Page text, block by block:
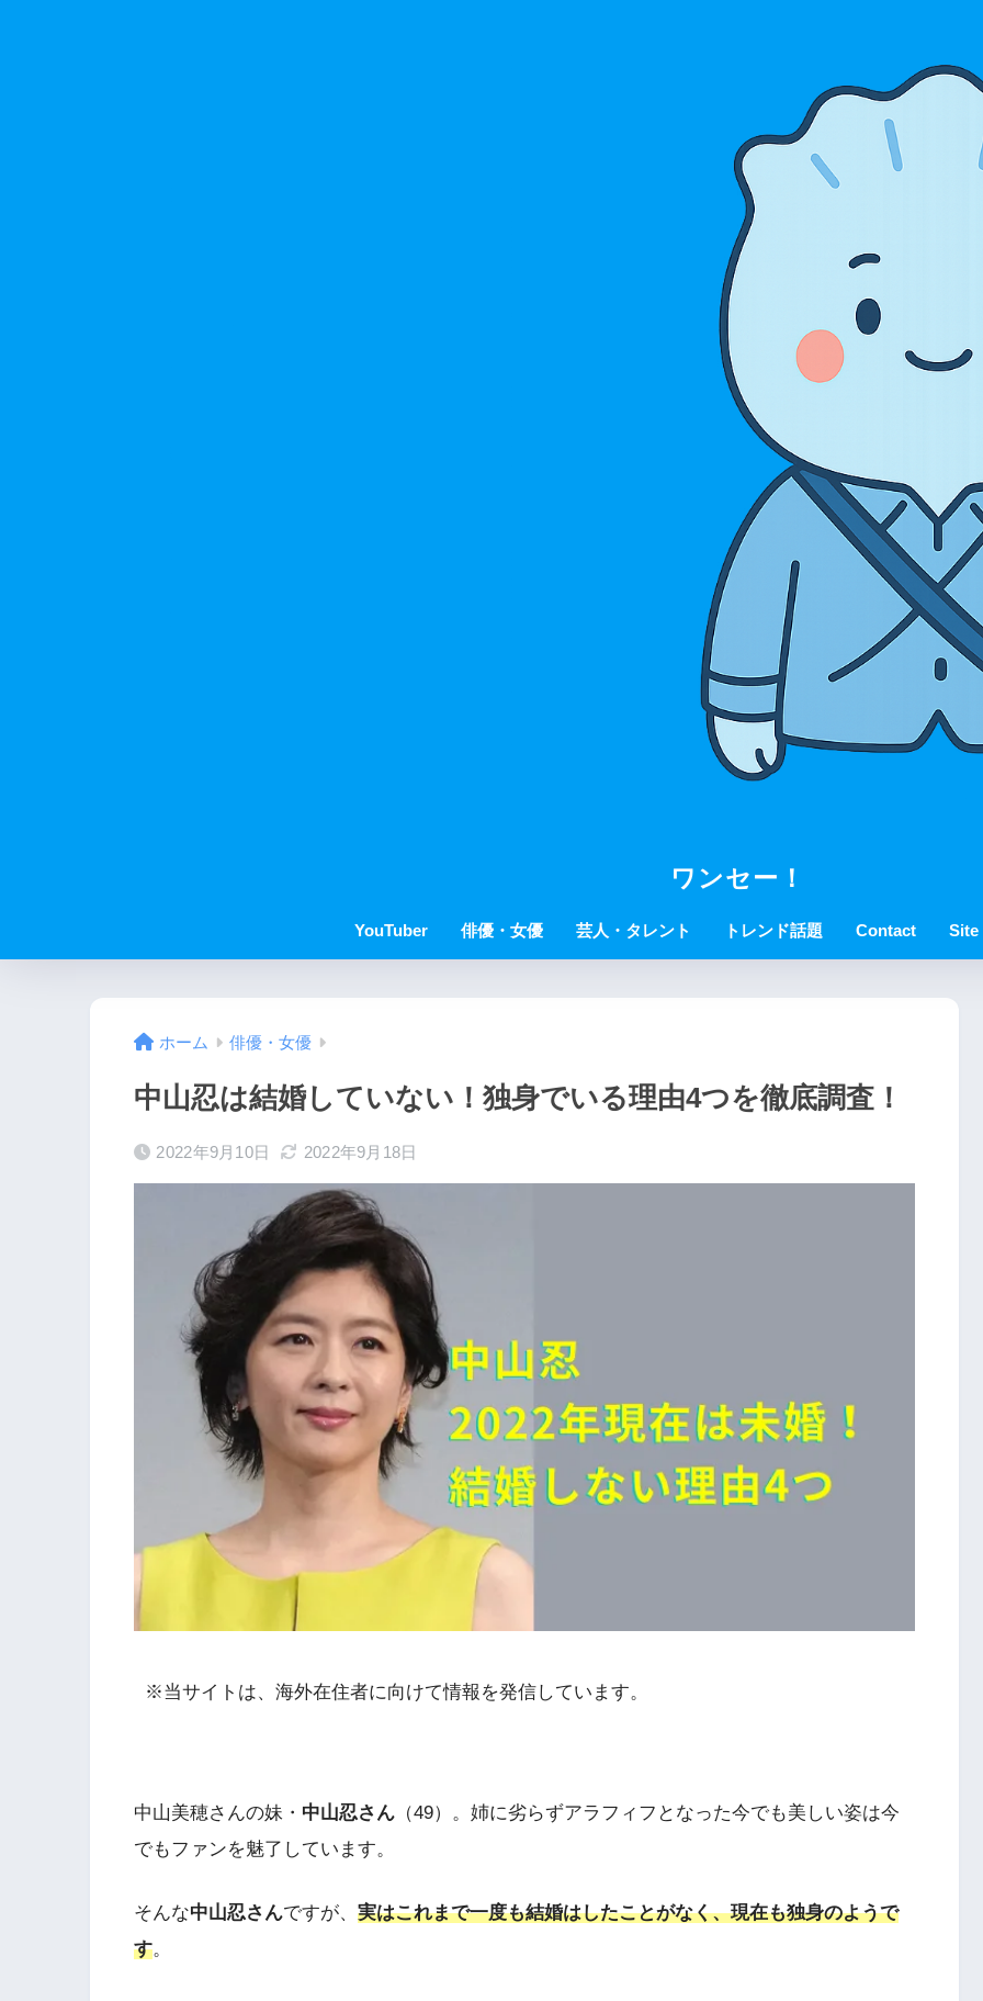
ワンセー！
YouTuber 俳優・女優 芸人・タレント トレンド話題 Contact Site
ホーム 俳優・女優
中山忍は結婚していない！独身でいる理由4つを徹底調査！
2022年9月10日 2022年9月18日
※当サイトは、海外在住者に向けて情報を発信しています。
中山美穂さんの妹・ 中山忍さん （49）。姉に劣らずアラフィフとなった今でも美しい姿は今
でもファンを魅了しています。
そんな中山忍さんですが、 実はこれまで一度も結婚はしたことがなく、現在も独身のようで
す。